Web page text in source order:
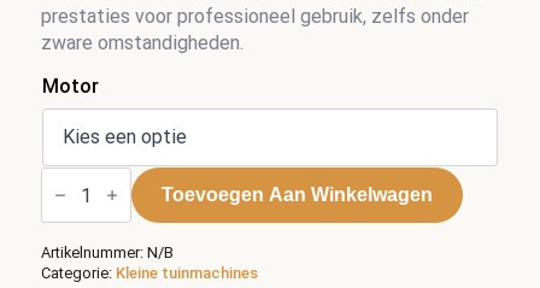
tot
€ 3.456,00
prestaties voor professioneel gebruik, zelfs onder
zware omstandigheden.
Motor
Tielbürger
veegmachine
aantal
Toevoegen Aan Winkelwagen
Artikelnummer: N/B
Categorie: Kleine tuinmachines